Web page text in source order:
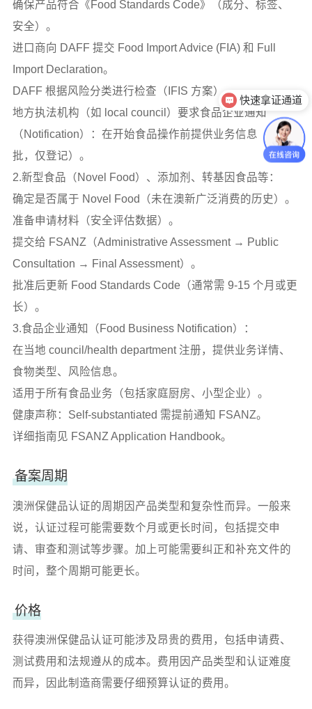
确保产品符合《Food Standards Code》（成分、标签、
安全）。
进口商向 DAFF 提交 Food Import Advice (FIA) 和 Full
Import Declaration。
DAFF 根据风险分类进行检查（IFIS 方案）。
地方执法机构（如 local council）要求食品企业通知
（Notification）：在开始食品操作前提供业务信息（非审
批，仅登记）。
2.新型食品（Novel Food）、添加剂、转基因食品等：
确定是否属于 Novel Food（未在澳新广泛消费的历史）。
准备申请材料（安全评估数据）。
提交给 FSANZ（Administrative Assessment → Public
Consultation → Final Assessment）。
批准后更新 Food Standards Code（通常需 9-15 个月或更
长）。
3.食品企业通知（Food Business Notification）：
在当地 council/health department 注册，提供业务详情、
食物类型、风险信息。
适用于所有食品业务（包括家庭厨房、小型企业）。
健康声称：Self-substantiated 需提前通知 FSANZ。
详细指南见 FSANZ Application Handbook。
备案周期
澳洲保健品认证的周期因产品类型和复杂性而异。一般来
说，认证过程可能需要数个月或更长时间，包括提交申
请、审查和测试等步骤。加上可能需要纠正和补充文件的
时间，整个周期可能更长。
价格
获得澳洲保健品认证可能涉及昂贵的费用，包括申请费、
测试费用和法规遵从的成本。费用因产品类型和认证难度
而异，因此制造商需要仔细预算认证的费用。
快速拿证通道
产品注册法规